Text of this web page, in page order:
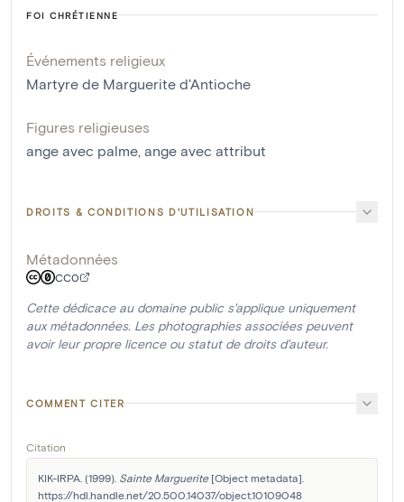
FOI CHRÉTIENNE
Événements religieux
Martyre de Marguerite d'Antioche
Figures religieuses
ange avec palme ange avec attribut
DROITS & CONDITIONS D'UTILISATION
Métadonnées
CC0
Cette dédicace au domaine public s'applique uniquement
aux métadonnées. Les photographies associées peuvent
avoir leur propre licence ou statut de droits d'auteur.
COMMENT CITER
Citation
KIK-IRPA. (1999). Sainte Marguerite [Object metadata].
https://hdl.handle.net/20.500.14037/object.10109048